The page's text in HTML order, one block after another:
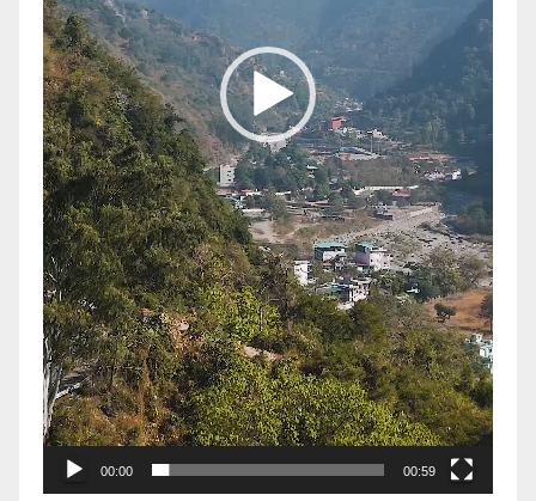
00:00 00:59